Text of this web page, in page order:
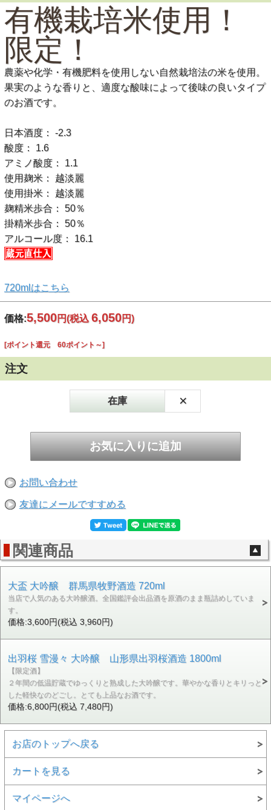
有機栽培米使用！
限定！
農薬や化学・有機肥料を使用しない自然栽培法の米を使用。
果実のような香りと、適度な酸味によって後味の良いタイプ
のお酒です。
日本酒度： -2.3
酸度： 1.6
アミノ酸度： 1.1
使用麹米： 越淡麗
使用掛米： 越淡麗
麹精米歩合： 50％
掛精米歩合： 50％
アルコール度： 16.1
720mlはこちら
価格:5,500円(税込 6,050円)
[ポイント還元 60ポイント～]
注文
在庫 ×
お問い合わせ
友達にメールですすめる
関連商品
大盃 大吟醸 群馬県牧野酒造 720ml
当店で人気のある大吟醸酒。全国鑑評会出品酒を原酒のまま瓶詰めしていま
す。
価格:3,600円(税込 3,960円)
出羽桜 雪漫々 大吟醸 山形県出羽桜酒造 1800ml
【限定酒】
２年間の低温貯蔵でゆっくりと熟成した大吟醸です。華やかな香りとキリっと
した軽快なのどごし。とても上品なお酒です。
価格:6,800円(税込 7,480円)
お店のトップへ戻る
カートを見る
マイページへ